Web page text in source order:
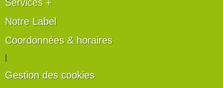
Services +
Notre Label
Coordonnées & horaires
Gestion des cookies